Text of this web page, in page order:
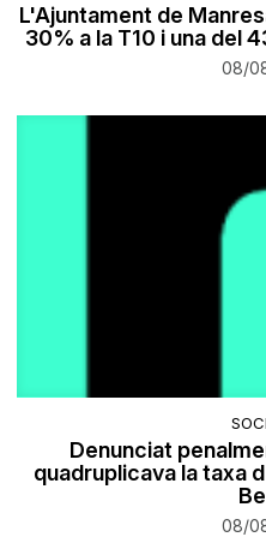
L'Ajuntament de
30% a la T10 i una del
08/
Denunciat
quadruplicava la taxa
08/